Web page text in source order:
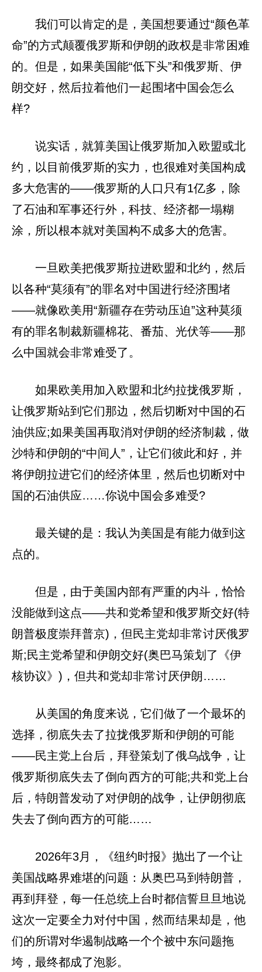
我们可以肯定的是，美国想要通过“颜色革
命”的方式颠覆俄罗斯和伊朗的政权是非常困难
的。但是，如果美国能“低下头”和俄罗斯、伊
朗交好，然后拉着他们一起围堵中国会怎么
样?
说实话，就算美国让俄罗斯加入欧盟或北
约，以目前俄罗斯的实力，也很难对美国构成
多大危害的——俄罗斯的人口只有1亿多，除
了石油和军事还行外，科技、经济都一塌糊
涂，所以根本就对美国构不成多大的危害。
一旦欧美把俄罗斯拉进欧盟和北约，然后
以各种“莫须有”的罪名对中国进行经济围堵
——就像欧美用“新疆存在劳动压迫”这种莫须
有的罪名制裁新疆棉花、番茄、光伏等——那
么中国就会非常难受了。
如果欧美用加入欧盟和北约拉拢俄罗斯，
让俄罗斯站到它们那边，然后切断对中国的石
油供应;如果美国再取消对伊朗的经济制裁，做
沙特和伊朗的“中间人”，让它们彼此和好，并
将伊朗拉进它们的经济体里，然后也切断对中
国的石油供应……你说中国会多难受?
最关键的是：我认为美国是有能力做到这
点的。
但是，由于美国内部有严重的内斗，恰恰
没能做到这点——共和党希望和俄罗斯交好(特
朗普极度崇拜普京)，但民主党却非常讨厌俄罗
斯;民主党希望和伊朗交好(奥巴马策划了《伊
核协议》)，但共和党却非常讨厌伊朗……
从美国的角度来说，它们做了一个最坏的
选择，彻底失去了拉拢俄罗斯和伊朗的可能
——民主党上台后，拜登策划了俄乌战争，让
俄罗斯彻底失去了倒向西方的可能;共和党上台
后，特朗普发动了对伊朗的战争，让伊朗彻底
失去了倒向西方的可能……
2026年3月，《纽约时报》抛出了一个让
美国战略界难堪的问题：从奥巴马到特朗普，
再到拜登，每一任总统上台时都信誓旦旦地说
这次一定要全力对付中国，然而结果却是，他
们的所谓对华遏制战略一个个被中东问题拖
垮，最终都成了泡影。